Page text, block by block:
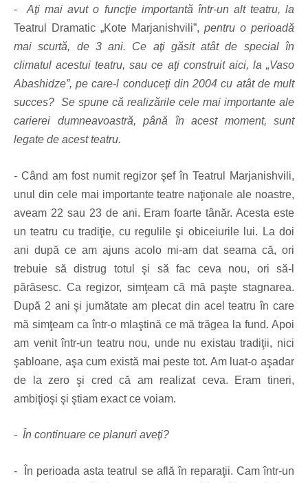
-Aţi mai avut o funcţie importantă într-un alt teatru, la
Teatrul Dramatic „Kote Marjanishvili”, pentru o perioadă
mai scurtă, de 3 ani. Ce aţi găsit atât de special în
climatul acestui teatru, sau ce aţi construit aici, la „Vaso
Abashidze”, pe care-l conduceţi din 2004 cu atât de mult
succes? Se spune că realizările cele mai importante ale
carierei dumneavoastră, până în acest moment, sunt
legate de acest teatru.
- Când am fost numit regizor şef în Teatrul Marjanishvili,
unul din cele mai importante teatre naţionale ale noastre,
aveam 22 sau 23 de ani. Eram foarte tânăr. Acesta este
un teatru cu tradiţie, cu regulile şi obiceiurile lui. La doi
ani după ce am ajuns acolo mi-am dat seama că, ori
trebuie să distrug totul şi să fac ceva nou, ori să-l
părăsesc. Ca regizor, simţeam că mă paşte stagnarea.
După 2 ani şi jumătate am plecat din acel teatru în care
mă simţeam ca într-o mlaştină ce mă trăgea la fund. Apoi
am venit într-un teatru nou, unde nu existau tradiţii, nici
şabloane, aşa cum există mai peste tot. Am luat-o aşadar
de la zero şi cred că am realizat ceva. Eram tineri,
ambiţioşi şi ştiam exact ce voiam.
- În continuare ce planuri aveţi?
- În perioada asta teatrul se află în reparaţii. Cam într-un